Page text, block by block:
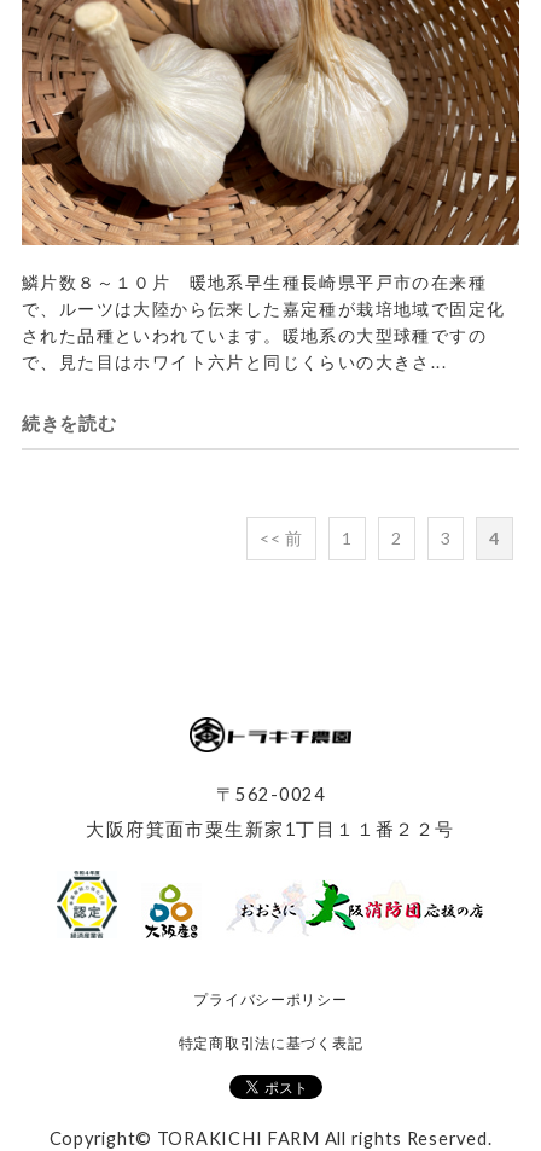
鱗片数８～１０片 暖地系早生種長崎県平戸市の在来種
で、ルーツは大陸から伝来した嘉定種が栽培地域で固定化
された品種といわれています。暖地系の大型球種ですの
で、見た目はホワイト六片と同じくらいの大きさ...
続きを読む
<< 前 1 2 3 4
〒562-0024
大阪府箕面市粟生新家1丁目１１番２２号
プライバシーポリシー
特定商取引法に基づく表記
Copyright© TORAKICHI FARM All rights Reserved.